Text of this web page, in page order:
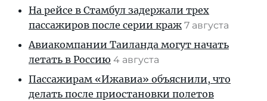
На рейсе в Стамбул задержали трех
пассажиров после серии краж 7 августа
Авиакомпании Таиланда могут начать
летать в Россию 4 августа
Пассажирам «Ижавиа» объяснили, что
делать после приостановки полетов